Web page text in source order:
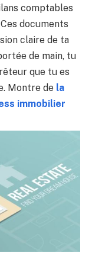
comptables
documents
claire de ta
de main, tu
que tu es
Montre de la
immobilier